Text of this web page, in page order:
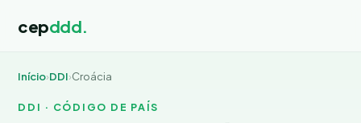
cepddd.
Início›DDI›Croácia
DDI · CÓDIGO DE PAÍS